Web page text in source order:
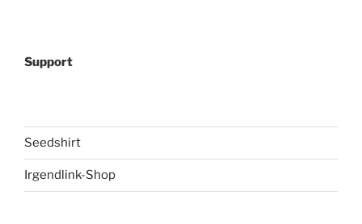
Support
Seedshirt
Irgendlink-Shop